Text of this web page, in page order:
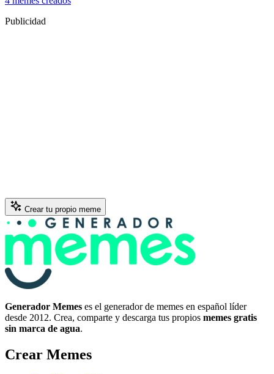
Publicidad
Crear tu propio meme
Generador Memes es el generador de memes en español líder
desde 2012. Crea, comparte y descarga tus propios memes gratis
sin marca de agua.
Crear Memes